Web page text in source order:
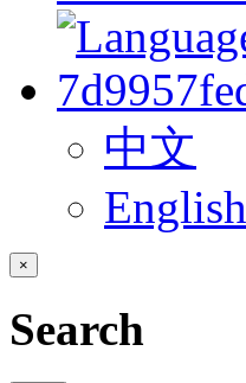
中文
English
×
Search